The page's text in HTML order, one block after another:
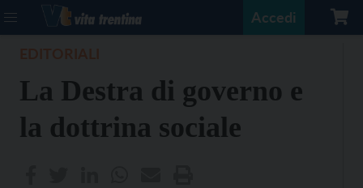
Accedi
La Destra di governo e
la dottrina sociale